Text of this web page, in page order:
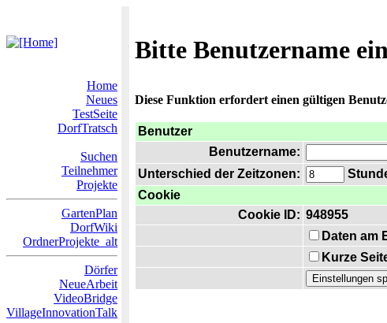
Bitte Benutzername
Home
Neues
TestSeite
DorfTratsch
Suchen
Teilnehmer
Projekte
GartenPlan
DorfWiki
OrdnerProjekte_alt
Dörfer
NeueArbeit
VideoBridge
VillageInnovationTalk
Diese Funktion erfordert einen gültigen
Benutzer
Benutzername:
Unterschied der Zeitzonen:
Cookie
Cookie ID: 948955
Daten am
Kurze